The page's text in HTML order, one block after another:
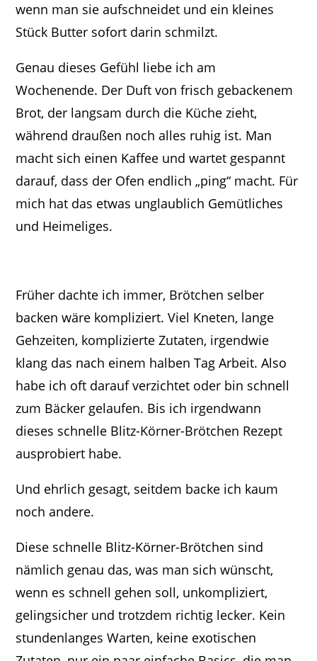
wenn man sie aufschneidet und ein kleines
Stück Butter sofort darin schmilzt.
Genau dieses Gefühl liebe ich am
Wochenende. Der Duft von frisch gebackenem
Brot, der langsam durch die Küche zieht,
während draußen noch alles ruhig ist. Man
macht sich einen Kaffee und wartet gespannt
darauf, dass der Ofen endlich „ping“ macht. Für
mich hat das etwas unglaublich Gemütliches
und Heimeliges.
Früher dachte ich immer, Brötchen selber
backen wäre kompliziert. Viel Kneten, lange
Gehzeiten, komplizierte Zutaten, irgendwie
klang das nach einem halben Tag Arbeit. Also
habe ich oft darauf verzichtet oder bin schnell
zum Bäcker gelaufen. Bis ich irgendwann
dieses schnelle Blitz-Körner-Brötchen Rezept
ausprobiert habe.
Und ehrlich gesagt, seitdem backe ich kaum
noch andere.
Diese schnelle Blitz-Körner-Brötchen sind
nämlich genau das, was man sich wünscht,
wenn es schnell gehen soll, unkompliziert,
gelingsicher und trotzdem richtig lecker. Kein
stundenlanges Warten, keine exotischen